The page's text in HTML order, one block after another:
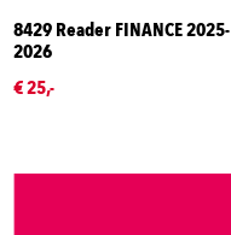
8429 Reader FINANCE 2025-
2026
€ 25,-